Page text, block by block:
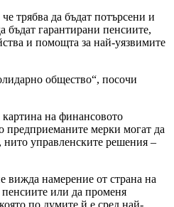
трябва да бъдат потърсени и
бъдат гарантирани пенсиите,
и помощта за най-уязвимите
общество“, посочи
на финансовото
предприеманите мерки могат да
нито управленските решения –
вижда намерение от страна на
пенсиите или да променя